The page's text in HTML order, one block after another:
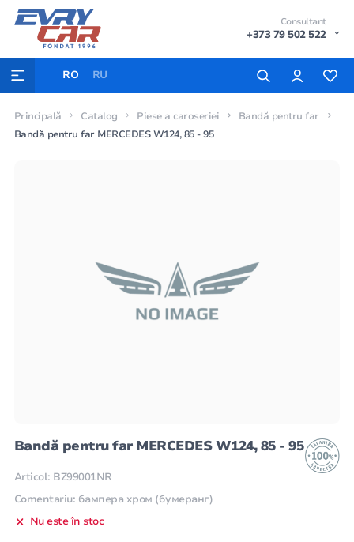
Consultant
+373 79 502 522
RO RU
Principală Catalog Piese a caroseriei
Bandă pentru far
Bandă pentru far MERCEDES W124, 85 - 95
Bandă pentru far MERCEDES W124, 85 - 95
Articol: BZ99001NR
Comentariu: бампера хром (бумеранг)
Nu este în stoc